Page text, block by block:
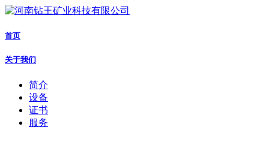
首页
关于我们
简介
设备
证书
服务